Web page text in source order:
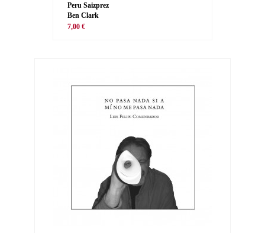
Peru Saizprez
Ben Clark
7,00 €